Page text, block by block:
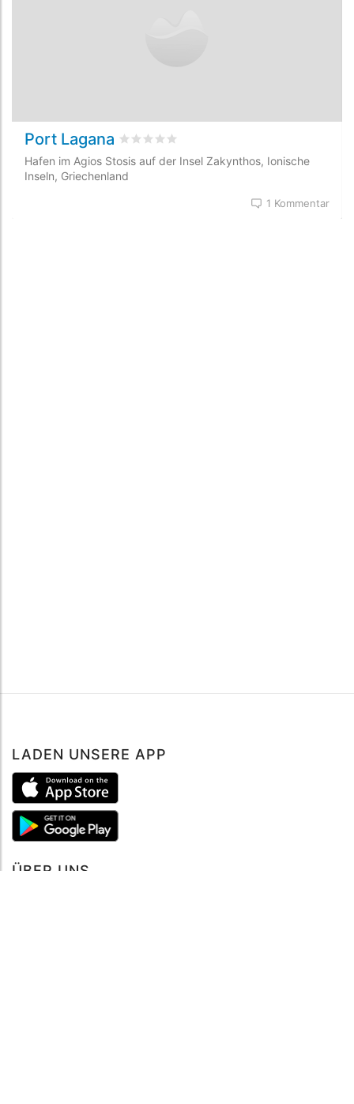
Port Lagana bewertet0
Hafen im Agios Stosis auf der Insel Zakynthos, Ionische
Inseln, Griechenland
1 Kommentar
LADEN UNSERE APP
ÜBER UNS